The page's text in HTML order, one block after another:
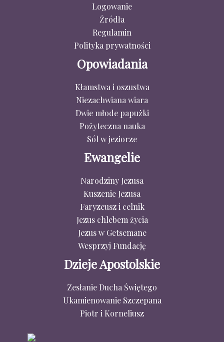
Logowanie
Źródła
Regulamin
Polityka prywatności
Opowiadania
Kłamstwa i oszustwa
Niezachwiana wiara
Dwie młode papużki
Pożyteczna nauka
Sól w jeziorze
Ewangelie
Narodziny Jezusa
Kuszenie Jezusa
Faryzeusz i celnik
Jezus chlebem życia
Jezus w Getsemane
Wesprzyj Fundację
Dzieje Apostolskie
Zesłanie Ducha Świętego
Ukamienowanie Szczepana
Piotr i Korneliusz